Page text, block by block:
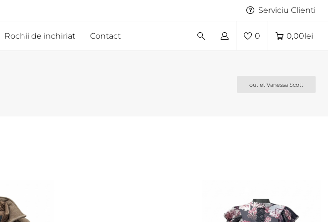
Serviciu Clienti
Rochii de inchiriat Contact 0 0,00lei
outlet Vanessa Scott